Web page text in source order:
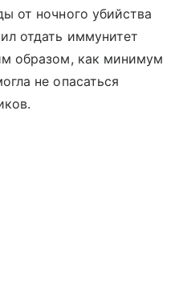
от ночного убийства
отдать иммунитет
образом, как минимум
не опасаться